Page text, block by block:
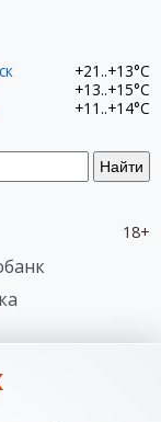
Найти
+21..+13°C
+13..+15°C
+11..+14°C
18+